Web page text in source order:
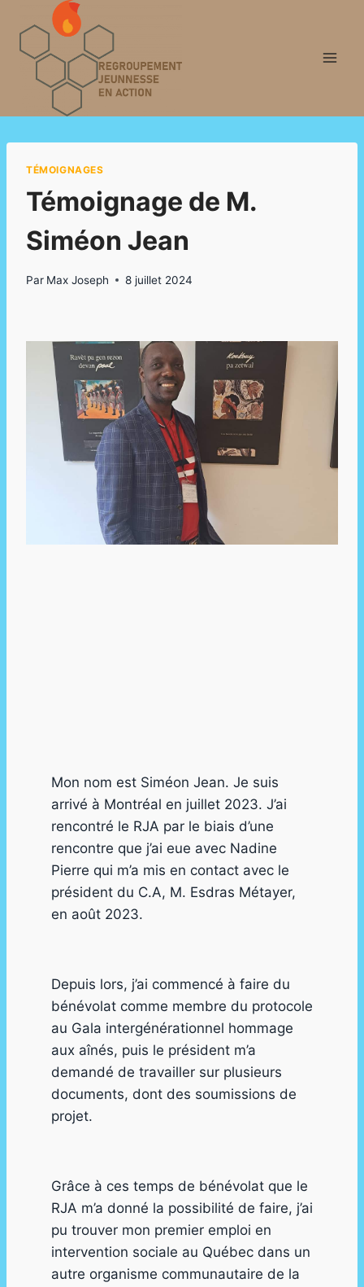
contenu
TÉMOIGNAGES
Témoignage de M.
Siméon Jean
Par Max Joseph 8 juillet 2024
Mon nom est Siméon Jean. Je suis
arrivé à Montréal en juillet 2023. J’ai
rencontré le RJA par le biais d’une
rencontre que j’ai eue avec Nadine
Pierre qui m’a mis en contact avec le
président du C.A, M. Esdras Métayer,
en août 2023.
Depuis lors, j’ai commencé à faire du
bénévolat comme membre du protocole
au Gala intergénérationnel hommage
aux aînés, puis le président m’a
demandé de travailler sur plusieurs
documents, dont des soumissions de
projet.
Grâce à ces temps de bénévolat que le
RJA m’a donné la possibilité de faire, j’ai
pu trouver mon premier emploi en
intervention sociale au Québec dans un
autre organisme communautaire de la